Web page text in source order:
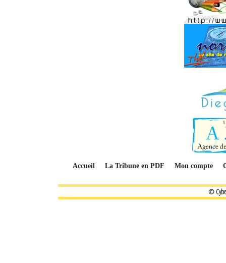
Accueil La Tribune en PDF Mon compte
©